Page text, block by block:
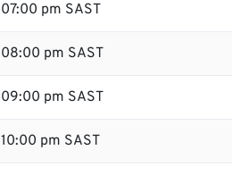
07:00 pm SAST
08:00 pm SAST
09:00 pm SAST
10:00 pm SAST